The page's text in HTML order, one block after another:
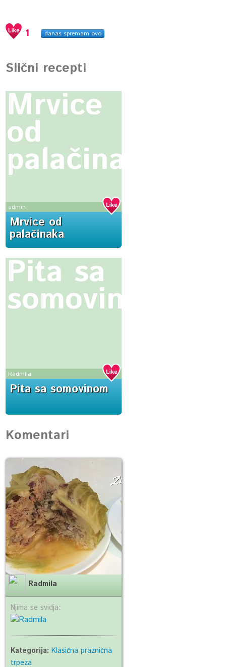
1 danas spremam ovo
Slični recepti
Mrvice
od
palačinaka
admin
Mrvice od
palačinaka
Pita sa
somovinom
Radmila
Pita sa somovinom
Komentari
Radmila
Njima se svidja:
Kategorija:Klasična praznična
trpeza